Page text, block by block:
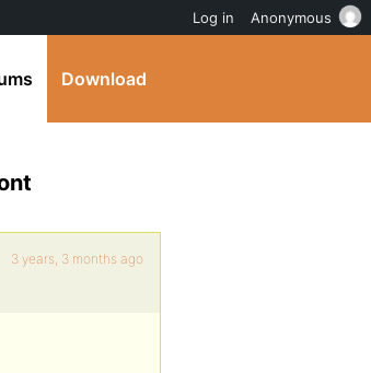
Download
3 years, 3 months ago
Log in Anonymous